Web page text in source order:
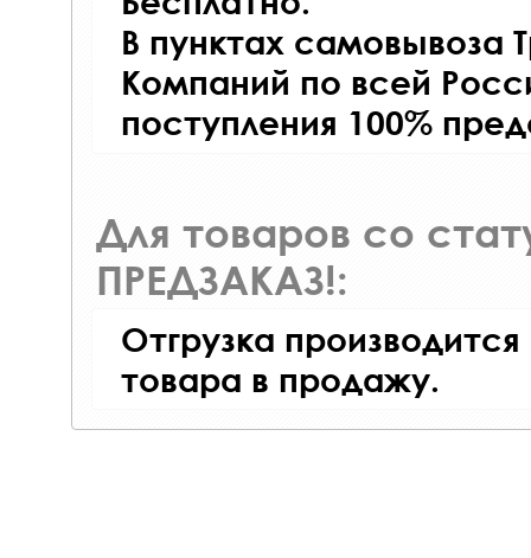
В пунктах самовывоза
Компаний по всей
поступления 100%
Для товаров со
ПРЕДЗАКАЗ!:
Отгрузка
товара в продажу.